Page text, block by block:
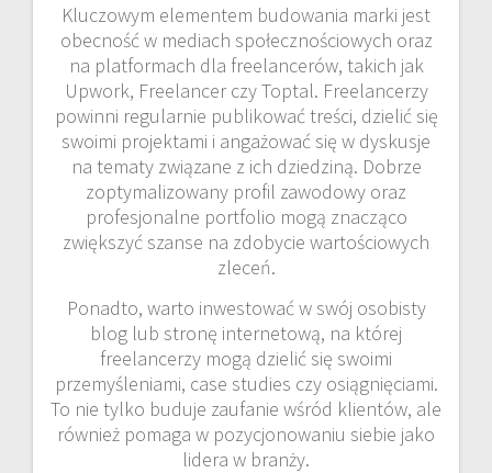
Kluczowym elementem budowania marki jest
obecność w mediach społecznościowych oraz
na platformach dla freelancerów, takich jak
Upwork, Freelancer czy Toptal. Freelancerzy
powinni regularnie publikować treści, dzielić się
swoimi projektami i angażować się w dyskusje
na tematy związane z ich dziedziną. Dobrze
zoptymalizowany profil zawodowy oraz
profesjonalne portfolio mogą znacząco
zwiększyć szanse na zdobycie wartościowych
zleceń.
Ponadto, warto inwestować w swój osobisty
blog lub stronę internetową, na której
freelancerzy mogą dzielić się swoimi
przemyśleniami, case studies czy osiągnięciami.
To nie tylko buduje zaufanie wśród klientów, ale
również pomaga w pozycjonowaniu siebie jako
lidera w branży.